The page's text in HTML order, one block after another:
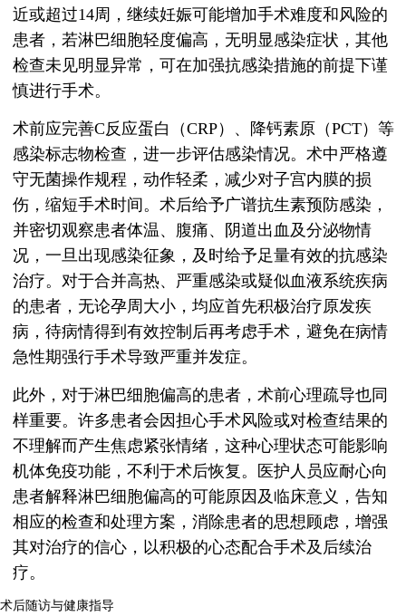
近或超过14周，继续妊娠可能增加手术难度和风险的
患者，若淋巴细胞轻度偏高，无明显感染症状，其他
检查未见明显异常，可在加强抗感染措施的前提下谨
慎进行手术。
术前应完善C反应蛋白（CRP）、降钙素原（PCT）等
感染标志物检查，进一步评估感染情况。术中严格遵
守无菌操作规程，动作轻柔，减少对子宫内膜的损
伤，缩短手术时间。术后给予广谱抗生素预防感染，
并密切观察患者体温、腹痛、阴道出血及分泌物情
况，一旦出现感染征象，及时给予足量有效的抗感染
治疗。对于合并高热、严重感染或疑似血液系统疾病
的患者，无论孕周大小，均应首先积极治疗原发疾
病，待病情得到有效控制后再考虑手术，避免在病情
急性期强行手术导致严重并发症。
此外，对于淋巴细胞偏高的患者，术前心理疏导也同
样重要。许多患者会因担心手术风险或对检查结果的
不理解而产生焦虑紧张情绪，这种心理状态可能影响
机体免疫功能，不利于术后恢复。医护人员应耐心向
患者解释淋巴细胞偏高的可能原因及临床意义，告知
相应的检查和处理方案，消除患者的思想顾虑，增强
其对治疗的信心，以积极的心态配合手术及后续治
疗。
术后随访与健康指导